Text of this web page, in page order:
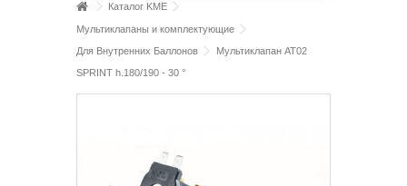
Каталог KME
Мультиклапаны и комплектующие
Для Внутренних Баллонов
Мультиклапан AT02
SPRINT h.180/190 - 30 °